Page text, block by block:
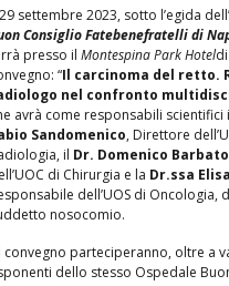
settembre 2023, sotto l’egida dell’
Consiglio Fatebenefratelli di
presso il Montespina Park Hotel
“Il carcinoma del retto.
nel confronto
avrà come responsabili scientifici
Sandomenico, Direttore
il Dr. Domenico Barbato
di Chirurgia e la Dr.ssa
dell’UOS di Oncologia,
nosocomio.
convegno parteciperanno, oltre a
dello stesso Ospedale